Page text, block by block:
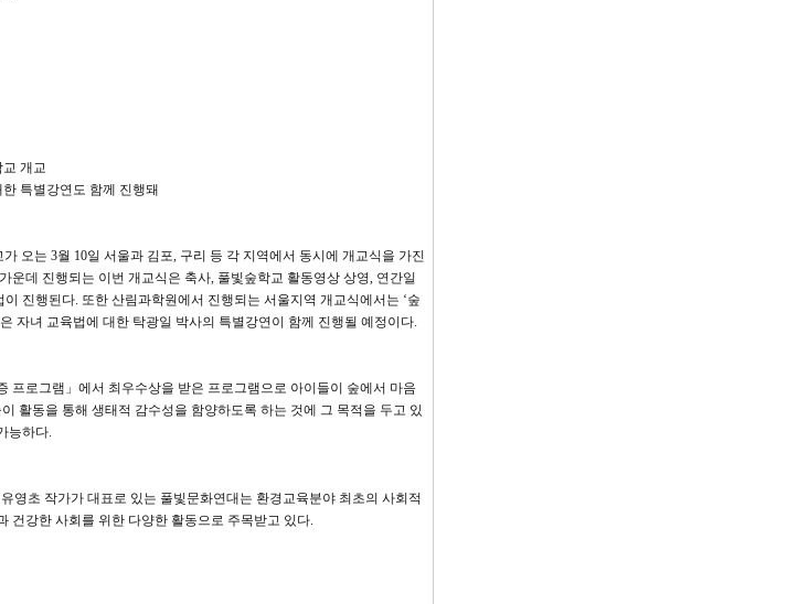
개교
한 특별강연도 함께 진행돼
오는 3월 10일 서울과 김포, 구리 등 각 지역에서 동시에 개교식을 가진
운데 진행되는 이번 개교식은 축사, 풀빛숲학교 활동영상 상영, 연간일
진행된다. 또한 산림과학원에서 진행되는 서울지역 개교식에서는 ‘숲
자녀 교육법에 대한 탁광일 박사의 특별강연이 함께 진행될 예정이다.
프로그램」에서 최우수상을 받은 프로그램으로 아이들이 숲에서 마음
활동을 통해 생태적 감수성을 함양하도록 하는 것에 그 목적을 두고 있
능하다.
영초 작가가 대표로 있는 풀빛문화연대는 환경교육분야 최초의 사회적
건강한 사회를 위한 다양한 활동으로 주목받고 있다.